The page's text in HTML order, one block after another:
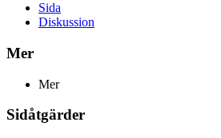
Sida
Diskussion
Mer
Mer
Sidåtgärder